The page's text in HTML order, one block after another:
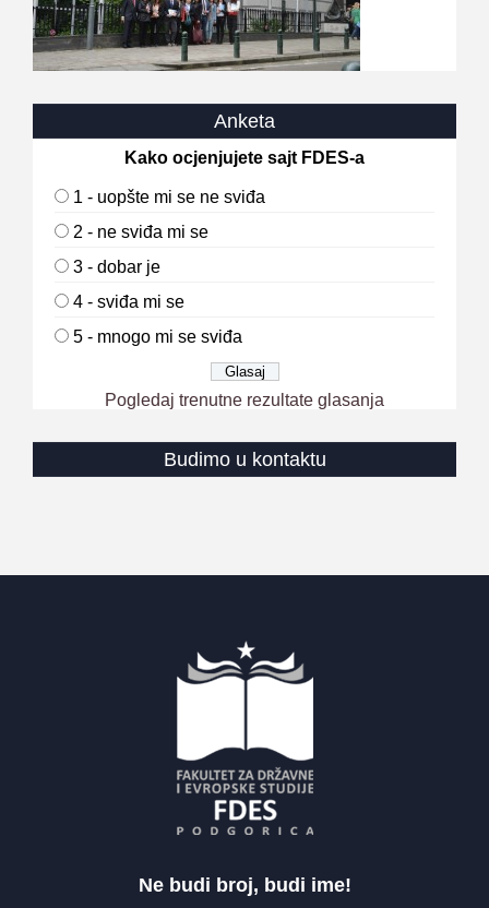
Anketa
Kako ocjenjujete sajt FDES-a
1 - uopšte mi se ne sviđa
2 - ne sviđa mi se
3 - dobar je
4 - sviđa mi se
5 - mnogo mi se sviđa
Pogledaj trenutne rezultate glasanja
Budimo u kontaktu
Ne budi broj, budi ime!